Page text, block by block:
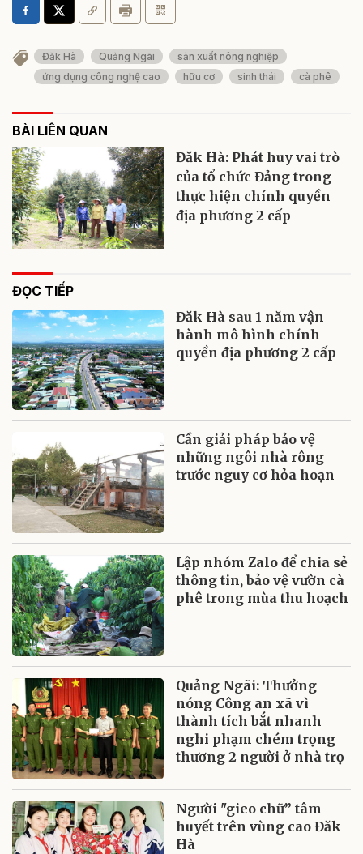
Đăk Hà Quảng Ngãi
sản xuất nông nghiệp
ứng dụng công nghệ cao
hữu cơ sinh thái cà phê
BÀI LIÊN QUAN
Đăk Hà: Phát huy vai trò
của tổ chức Đảng trong
thực hiện chính quyền
địa phương 2 cấp
ĐỌC TIẾP
Đăk Hà sau 1 năm vận
hành mô hình chính
quyền địa phương 2 cấp
Cần giải pháp bảo vệ
những ngôi nhà rông
trước nguy cơ hỏa hoạn
Lập nhóm Zalo để chia sẻ
thông tin, bảo vệ vườn cà
phê trong mùa thu hoạch
Quảng Ngãi: Thưởng
nóng Công an xã vì
thành tích bắt nhanh
nghi phạm chém trọng
thương 2 người ở nhà trọ
Người "gieo chữ” tâm
huyết trên vùng cao Đăk
Hà